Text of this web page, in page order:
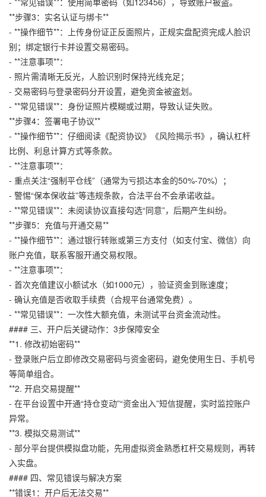
**步骤3：实名认证与绑卡**
- **操作细节**：上传身份证正反面照片， 正规实盘配资完成人脸识
别；绑定银行卡并设置交易密码。
- **注意事项**：
- 照片需清晰无反光，人脸识别时保持光线充足；
- 交易密码与登录密码分开设置，避免资金被盗划。
- **常见错误**：身份证照片模糊或过期，导致认证失败。
**步骤4：签署电子协议**
- **操作细节**：仔细阅读《配资协议》《风险揭示书》，确认杠杆
比例、利息计算方式等条款。
- **注意事项**：
- 重点关注“强制平仓线”（通常为亏损达本金的50%-70%）；
- 警惕“保本保收益”等违规条款，合法平台不会承诺收益。
- **常见错误**：未阅读协议直接勾选“同意”，后期产生纠纷。
**步骤5：充值与开通交易**
- **操作细节**：通过银行转账或第三方支付（如支付宝、微信）向
账户充值，联系客服开通交易权限。
- **注意事项**：
- 首次充值建议小额试水（如1000元），验证资金到账速度；
- 确认充值是否收取手续费（合规平台通常免费）。
- **常见错误**：一次性大额充值，未测试平台资金流动性。
#### 三、开户后关键动作：3步保障安全
**1. 修改初始密码**
- 登录账户后立即修改交易密码与资金密码，避免使用生日、手机号
等简单组合。
**2. 开启交易提醒**
- 在平台设置中开通“持仓变动”“资金出入”短信提醒，实时监控账户
异常。
**3. 模拟交易测试**
- 部分平台提供模拟盘功能，先用虚拟资金熟悉杠杆交易规则，再转
入实盘。
#### 四、常见错误与解决方案
**错误1：开户后无法交易**